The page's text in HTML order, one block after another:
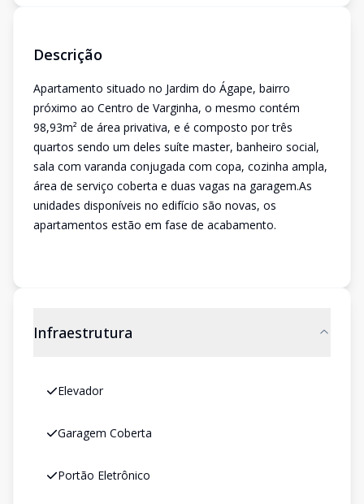
Descrição
Apartamento situado no Jardim do Ágape, bairro
próximo ao Centro de Varginha, o mesmo contém
98,93m² de área privativa, e é composto por três
quartos sendo um deles suíte master, banheiro social,
sala com varanda conjugada com copa, cozinha ampla,
área de serviço coberta e duas vagas na garagem.As
unidades disponíveis no edifício são novas, os
apartamentos estão em fase de acabamento.
Infraestrutura
Elevador
Garagem Coberta
Portão Eletrônico